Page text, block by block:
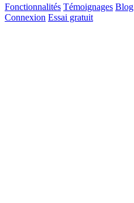
Fonctionnalités Témoignages Blog
Connexion Essai gratuit